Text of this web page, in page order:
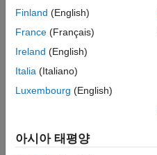
Hello!
to use
Finland (English)
France (Français)
Ireland (English)
Italia (Italiano)
Luxembourg (English)
아시아 태평양